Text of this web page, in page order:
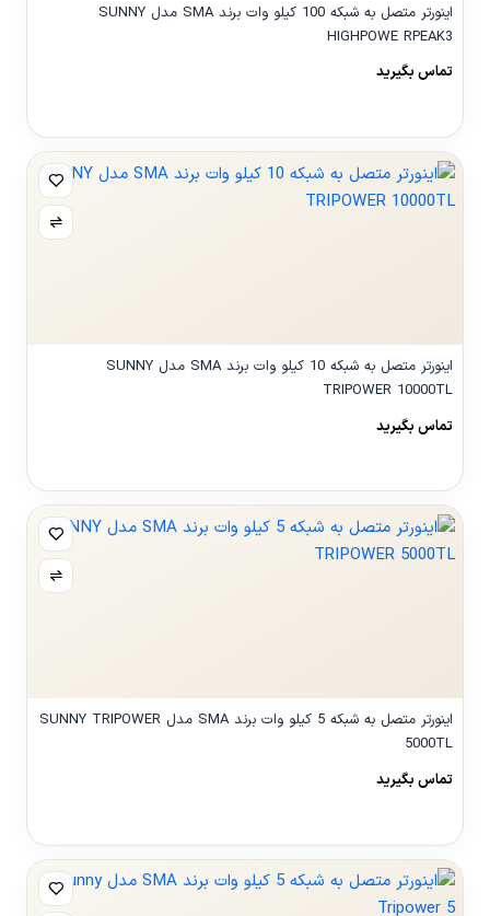
اینورتر متصل به شبکه 100 کیلو وات برند SMA مدل SUNNY
HIGHPOWE RPEAK3
تماس بگیرید
اینورتر متصل به شبکه 10 کیلو وات برند SMA مدل SUNNY
TRIPOWER 10000TL
تماس بگیرید
اینورتر متصل به شبکه 5 کیلو وات برند SMA مدل SUNNY TRIPOWER
5000TL
تماس بگیرید